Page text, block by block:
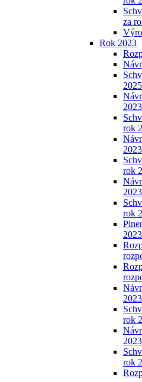
za
Rok 2023
2025
2023
rok
2023
rok
2023
rok
2023
2023
rok
2023
rok